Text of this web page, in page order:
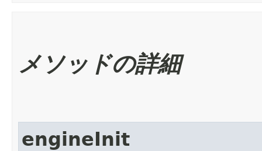
メソッドの詳細
engineInit